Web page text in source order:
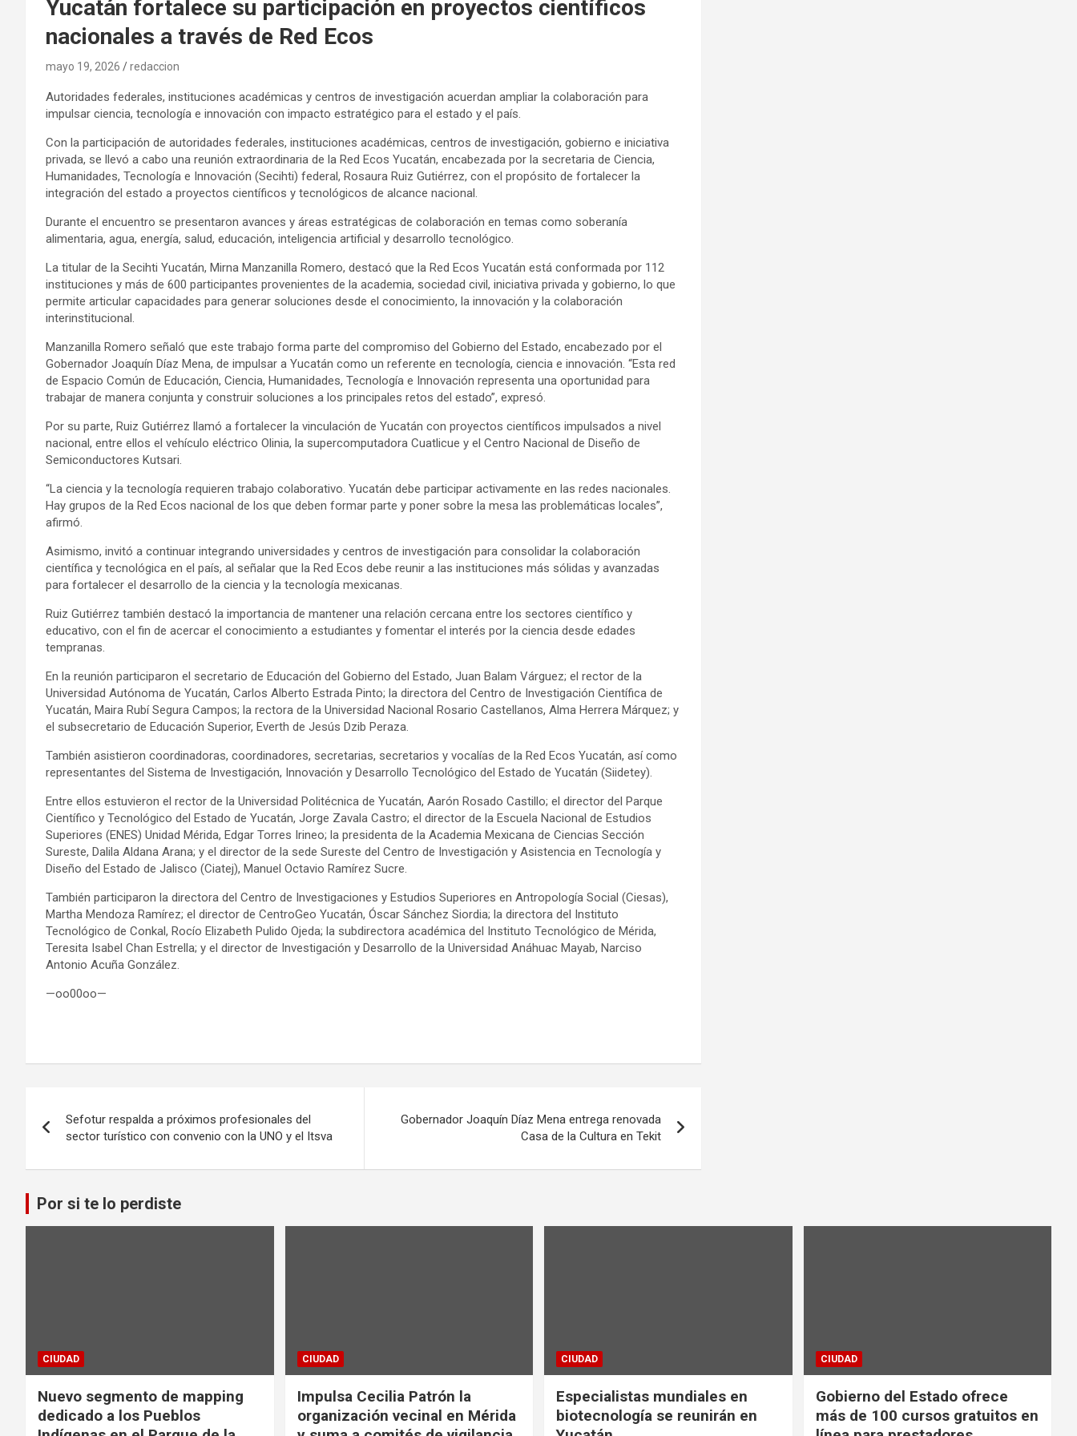
Yucatán fortalece su participación en proyectos científicos
nacionales a través de Red Ecos
mayo 19, 2026 redaccion
Autoridades federales, instituciones académicas y centros de investigación acuerdan ampliar la colaboración para
impulsar ciencia, tecnología e innovación con impacto estratégico para el estado y el país.
Con la participación de autoridades federales, instituciones académicas, centros de investigación, gobierno e iniciativa
privada, se llevó a cabo una reunión extraordinaria de la Red Ecos Yucatán, encabezada por la secretaria de Ciencia,
Humanidades, Tecnología e Innovación (Secihti) federal, Rosaura Ruiz Gutiérrez, con el propósito de fortalecer la
integración del estado a proyectos científicos y tecnológicos de alcance nacional.
Durante el encuentro se presentaron avances y áreas estratégicas de colaboración en temas como soberanía
alimentaria, agua, energía, salud, educación, inteligencia artificial y desarrollo tecnológico.
La titular de la Secihti Yucatán, Mirna Manzanilla Romero, destacó que la Red Ecos Yucatán está conformada por 112
instituciones y más de 600 participantes provenientes de la academia, sociedad civil, iniciativa privada y gobierno, lo que
permite articular capacidades para generar soluciones desde el conocimiento, la innovación y la colaboración
interinstitucional.
Manzanilla Romero señaló que este trabajo forma parte del compromiso del Gobierno del Estado, encabezado por el
Gobernador Joaquín Díaz Mena, de impulsar a Yucatán como un referente en tecnología, ciencia e innovación. “Esta red
de Espacio Común de Educación, Ciencia, Humanidades, Tecnología e Innovación representa una oportunidad para
trabajar de manera conjunta y construir soluciones a los principales retos del estado”, expresó.
Por su parte, Ruiz Gutiérrez llamó a fortalecer la vinculación de Yucatán con proyectos científicos impulsados a nivel
nacional, entre ellos el vehículo eléctrico Olinia, la supercomputadora Cuatlicue y el Centro Nacional de Diseño de
Semiconductores Kutsari.
“La ciencia y la tecnología requieren trabajo colaborativo. Yucatán debe participar activamente en las redes nacionales.
Hay grupos de la Red Ecos nacional de los que deben formar parte y poner sobre la mesa las problemáticas locales”,
afirmó.
Asimismo, invitó a continuar integrando universidades y centros de investigación para consolidar la colaboración
científica y tecnológica en el país, al señalar que la Red Ecos debe reunir a las instituciones más sólidas y avanzadas
para fortalecer el desarrollo de la ciencia y la tecnología mexicanas.
Ruiz Gutiérrez también destacó la importancia de mantener una relación cercana entre los sectores científico y
educativo, con el fin de acercar el conocimiento a estudiantes y fomentar el interés por la ciencia desde edades
tempranas.
En la reunión participaron el secretario de Educación del Gobierno del Estado, Juan Balam Várguez; el rector de la
Universidad Autónoma de Yucatán, Carlos Alberto Estrada Pinto; la directora del Centro de Investigación Científica de
Yucatán, Maira Rubí Segura Campos; la rectora de la Universidad Nacional Rosario Castellanos, Alma Herrera Márquez; y
el subsecretario de Educación Superior, Everth de Jesús Dzib Peraza.
También asistieron coordinadoras, coordinadores, secretarias, secretarios y vocalías de la Red Ecos Yucatán, así como
representantes del Sistema de Investigación, Innovación y Desarrollo Tecnológico del Estado de Yucatán (Siidetey).
Entre ellos estuvieron el rector de la Universidad Politécnica de Yucatán, Aarón Rosado Castillo; el director del Parque
Científico y Tecnológico del Estado de Yucatán, Jorge Zavala Castro; el director de la Escuela Nacional de Estudios
Superiores (ENES) Unidad Mérida, Edgar Torres Irineo; la presidenta de la Academia Mexicana de Ciencias Sección
Sureste, Dalila Aldana Arana; y el director de la sede Sureste del Centro de Investigación y Asistencia en Tecnología y
Diseño del Estado de Jalisco (Ciatej), Manuel Octavio Ramírez Sucre.
También participaron la directora del Centro de Investigaciones y Estudios Superiores en Antropología Social (Ciesas),
Martha Mendoza Ramírez; el director de CentroGeo Yucatán, Óscar Sánchez Siordia; la directora del Instituto
Tecnológico de Conkal, Rocío Elizabeth Pulido Ojeda; la subdirectora académica del Instituto Tecnológico de Mérida,
Teresita Isabel Chan Estrella; y el director de Investigación y Desarrollo de la Universidad Anáhuac Mayab, Narciso
Antonio Acuña González.
—oo00oo—
de
entradas
Sefotur respalda a próximos profesionales del
sector turístico con convenio con la UNO y el Itsva
Gobernador Joaquín Díaz Mena entrega renovada
Casa de la Cultura en Tekit
Por si te lo perdiste
CIUDAD
Nuevo segmento de mapping
dedicado a los Pueblos
CIUDAD
Impulsa Cecilia Patrón la
organización vecinal en Mérida
CIUDAD
Especialistas mundiales en
biotecnología se reunirán en
CIUDAD
Gobierno del Estado ofrece
más de 100 cursos gratuitos en